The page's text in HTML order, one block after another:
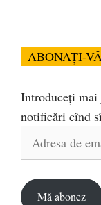
ABONAȚI-
Introduceți mai
notificări cînd
Adresa
Mă abonez